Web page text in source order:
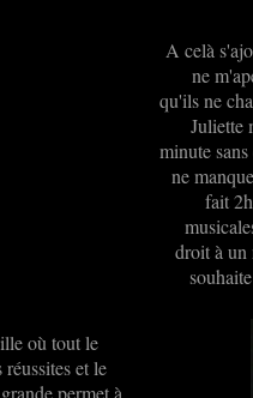
A celà
ne
qu'ils ne
Juliette
minute
ne
fait
droit à un
où tout le
et le
permet à